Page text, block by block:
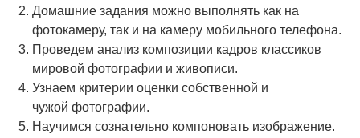
Домашние задания можно выполнять как на
фотокамеру, так и на камеру мобильного телефона.
Проведем анализ композиции кадров классиков
мировой фотографии и живописи.
Узнаем критерии оценки собственной и
чужой фотографии.
Научимся сознательно компоновать изображение.